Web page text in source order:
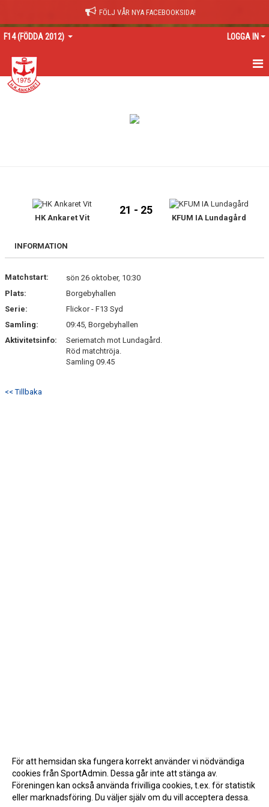
FÖLJ VÅR NYA FACEBOOKSIDA!
F14 (FÖDDA 2012) LOGGA IN
HEM
BILDGALLERI
DOKUMENT
HK Ankaret Vit
21 - 25
KFUM IA Lundagård
INFORMATION
Matchstart:
sön 26 oktober, 10:30
Plats:
Borgebyhallen
Serie:
Flickor - F13 Syd
Samling:
09:45, Borgebyhallen
Aktivitetsinfo:
Seriematch mot Lundagård.
Röd matchtröja.
Samling 09.45
<< Tillbaka
För att hemsidan ska fungera korrekt använder vi nödvändiga
cookies från SportAdmin. Dessa går inte att stänga av.
Föreningen kan också använda frivilliga cookies, t.ex. för statistik
eller marknadsföring. Du väljer själv om du vill acceptera dessa.